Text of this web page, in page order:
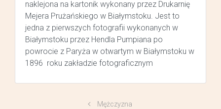
naklejona na kartonik wykonany przez Drukarnię
Mejera Prużańskiego w Białymstoku. Jest to
jedna z pierwszych fotografii wykonanych w
Białymstoku przez Hendla Pumpiana po
powrocie z Paryża w otwartym w Białymstoku w
1896 roku zakładzie fotograficznym
Mężczyzna